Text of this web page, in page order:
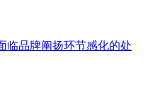
临品牌阐扬环节感化的处